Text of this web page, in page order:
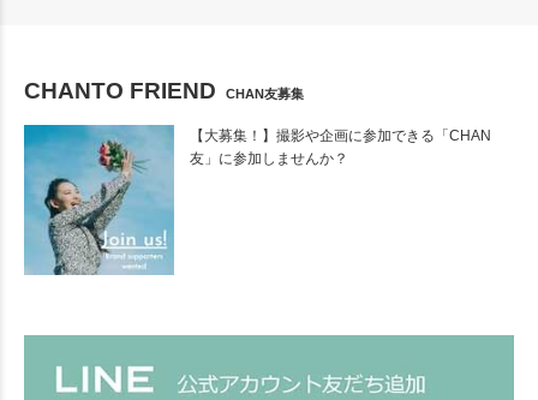
CHANTO FRIEND CHAN友募集
【大募集！】撮影や企画に参加できる「CHAN
友」に参加しませんか？